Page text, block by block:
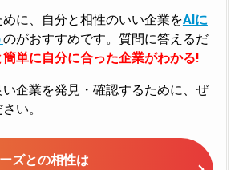
に、自分と相性のいい企業をAIに
のがおすすめです。質問に答えるだ
単に自分に合った企業がわかる!
企業を発見・確認するために、ぜ
い。
ズとの相性は